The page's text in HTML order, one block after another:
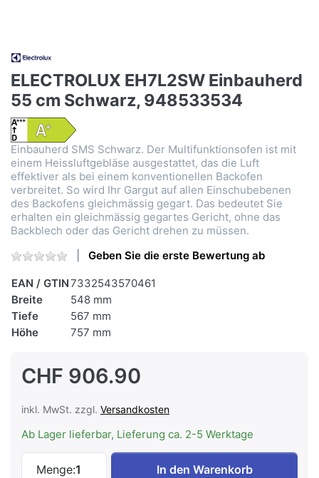
ELECTROLUX EH7L2SW Einbauherd
55 cm Schwarz, 948533534
Einbauherd SMS Schwarz. Der Multifunktionsofen ist mit
einem Heissluftgebläse ausgestattet, das die Luft
effektiver als bei einem konventionellen Backofen
verbreitet. So wird Ihr Gargut auf allen Einschubebenen
des Backofens gleichmässig gegart. Das bedeutet Sie
erhalten ein gleichmässig gegartes Gericht, ohne das
Backblech oder das Gericht drehen zu müssen.
Geben Sie die erste Bewertung ab
EAN / GTIN7332543570461
Breite
548 mm
Tiefe
567 mm
Höhe
757 mm
CHF 906.90
inkl. MwSt. zzgl. Versandkosten
Ab Lager lieferbar, Lieferung ca. 2-5 Werktage
Menge:1
ELECTROLUX EH7L2SW Einbauherd
In den Warenkorb